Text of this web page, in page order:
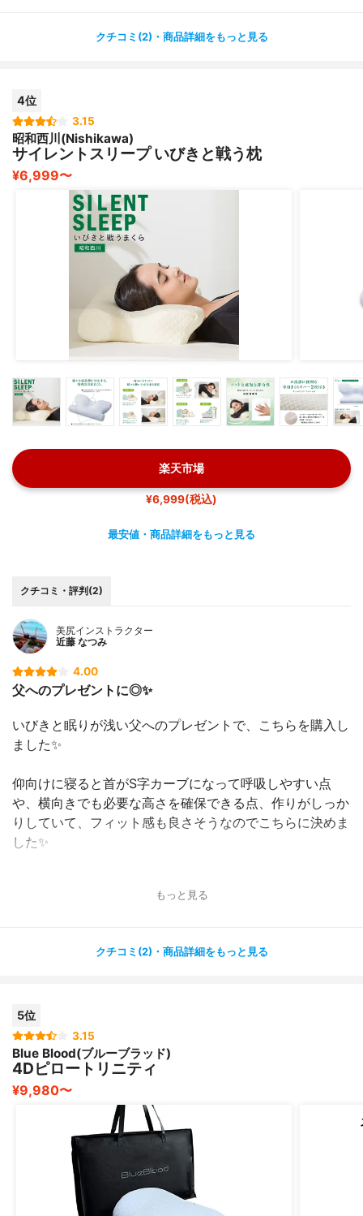
カバーは通気性がよく、蒸れにくいですし、外して洗濯す
ることが
できるので、汗かきですが衛生的です！
寝姿勢やいびきなどにお悩みの方にはおすすめです！
クチコミ(2)・商品詳細をもっと見る
4位
3.15
昭和西川(Nishikawa)
サイレントスリープ いびきと戦う枕
¥6,999〜
楽天市場
¥6,999(税込)
最安値・商品詳細をもっと見る
クチコミ・評判(2)
美尻インストラクター
近藤 なつみ
4.00
父へのプレゼントに◎✨
いびきと眠りが浅い父へのプレゼントで、こちらを購入し
ました✨
仰向けに寝ると首がS字カーブになって呼吸しやすい点
や、横向きでも必要な高さを確保できる点、作りがしっか
りしていて、フィット感も良さそうなのでこちらに決めま
した✨
もっと見る
クチコミ(2)・商品詳細をもっと見る
5位
3.15
Blue Blood(ブルーブラッド)
4Dピロートリニティ
¥9,980〜